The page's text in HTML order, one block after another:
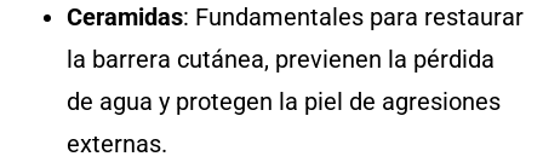
Ceramidas: Fundamentales para restaurar
la barrera cutánea, previenen la pérdida
de agua y protegen la piel de agresiones
externas.